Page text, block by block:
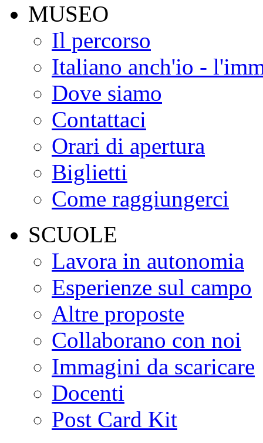
MUSEO
Il percorso
Italiano anch'io -
Dove siamo
Contattaci
Orari di apertura
Biglietti
Come raggiungerci
SCUOLE
Lavora in autonomia
Esperienze sul campo
Altre proposte
Collaborano con noi
Immagini da scaricare
Docenti
Post Card Kit